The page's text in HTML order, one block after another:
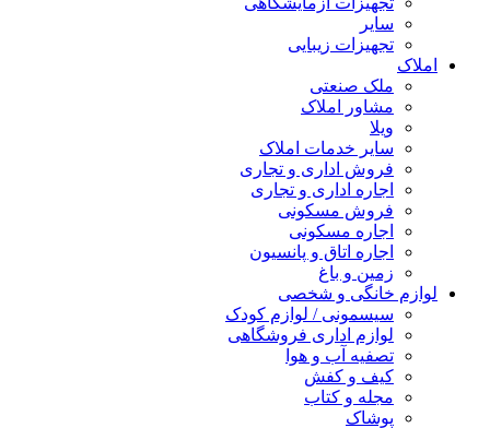
سایر
تجهیزات زیبایی
املاک
ملک صنعتی
مشاور املاک
ویلا
سایر خدمات املاک
فروش اداری و تجاری
اجاره اداری و تجاری
فروش مسکونی
اجاره مسکونی
اجاره اتاق و پانسیون
زمین و باغ
لوازم خانگی و شخصی
سیسمونی / لوازم کودک
لوازم اداری فروشگاهی
تصفیه آب و هوا
کیف و کفش
مجله و کتاب
پوشاک